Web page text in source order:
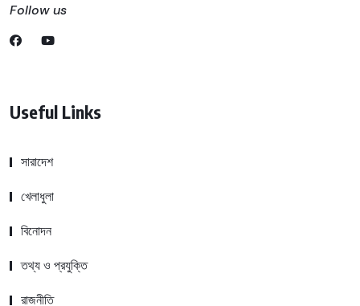
Follow us
Useful Links
সারাদেশ
খেলাধুলা
বিনোদন
তথ্য ও প্রযুক্তি
রাজনীতি